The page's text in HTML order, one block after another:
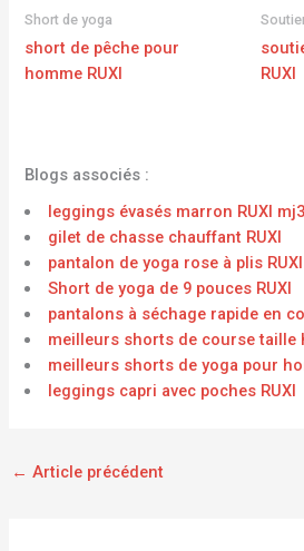
Short de yoga
short de pêche pour
homme RUXI
RUXI
Blogs associés :
leggings évasés marron RUXI
gilet de chasse chauffant RUXI
pantalon de yoga rose à plis RUXI
Short de yoga de 9 pouces RUXI
pantalons à séchage rapide en
meilleurs shorts de course taille
meilleurs shorts de yoga pour
leggings capri avec poches RUXI
← Article précédent